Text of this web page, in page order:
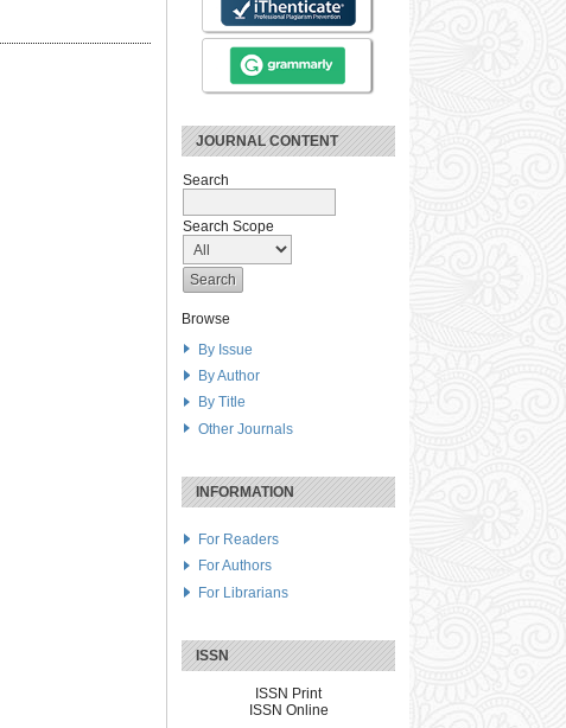
JOURNAL CONTENT
Search
Search Scope
Browse
By Issue
By Author
By Title
Other Journals
INFORMATION
For Readers
For Authors
For Librarians
ISSN
ISSN Print
ISSN Online